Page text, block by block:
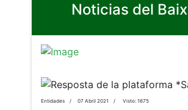
Noticias del Baix
Entidades 07 Abril 2021 Visto: 1675